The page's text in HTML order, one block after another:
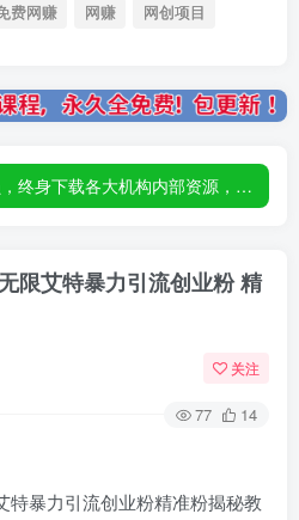
费网赚 网赚 网创项目
一站式草根创业基地，最新最强网赚教程大全，小投入，大回报！
限艾特暴力引流创业粉 精
关注
77 14
特暴力引流创业粉精准粉揭秘教